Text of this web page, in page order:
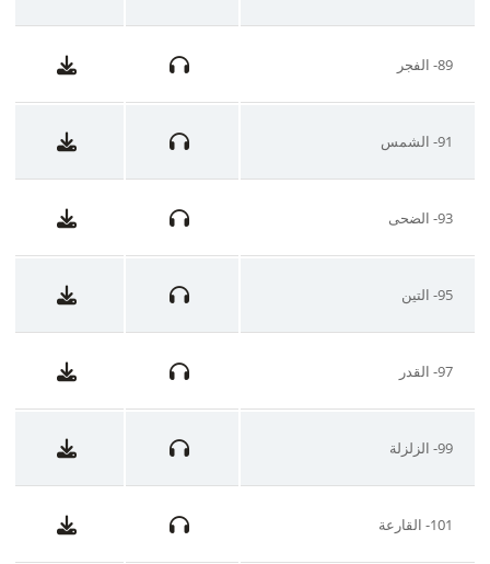
89- الفجر
91- الشمس
93- الضحى
95- التين
97- القدر
99- الزلزلة
101- القارعة